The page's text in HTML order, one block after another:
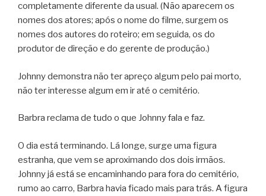
completamente diferente da usual. (Não aparecem os
nomes dos atores; após o nome do filme, surgem os
nomes dos autores do roteiro; em seguida, os do
produtor de direção e do gerente de produção.)
Johnny demonstra não ter apreço algum pelo pai morto,
não ter interesse algum em ir até o cemitério.
Barbra reclama de tudo o que Johnny fala e faz.
O dia está terminando. Lá longe, surge uma figura
estranha, que vem se aproximando dos dois irmãos.
Johnny já está se encaminhando para fora do cemitério,
rumo ao carro, Barbra havia ficado mais para trás. A figura